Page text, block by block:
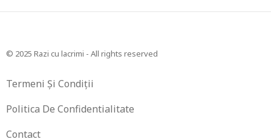
© 2025 Razi cu lacrimi - All rights reserved
Termeni Și Condiții
Politica De Confidentialitate
Contact